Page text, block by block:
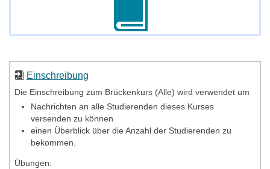
Einschreibung
Die Einschreibung zum Brückenkurs (Alle) wird verwendet um
Nachrichten an alle Studierenden dieses Kurses
versenden zu können
einen Überblick über die Anzahl der Studierenden zu
bekommen.
Übungen: